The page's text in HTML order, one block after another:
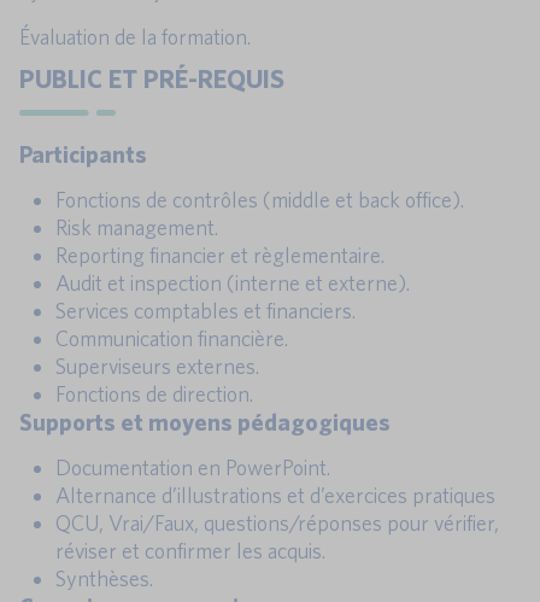
Évaluation de la formation.
PUBLIC ET PRÉ-REQUIS
Participants
Fonctions de contrôles (middle et back office).
Risk management.
Reporting financier et règlementaire.
Audit et inspection (interne et externe).
Services comptables et financiers.
Communication financière.
Superviseurs externes.
Fonctions de direction.
Supports et moyens pédagogiques
Documentation en PowerPoint.
Alternance d’illustrations et d’exercices pratiques
QCU, Vrai/Faux, questions/réponses pour vérifier,
réviser et confirmer les acquis.
Synthèses.